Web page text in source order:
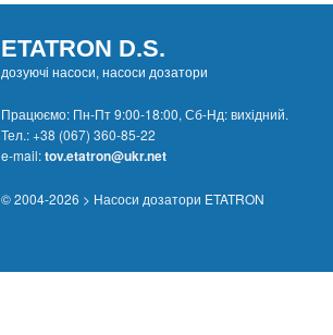
ETATRON D.S.
дозуючі насоси, насоси дозатори
Працюємо: Пн-Пт 9:00-18:00, Сб-Нд: вихідний.
Тел.:+38 (067) 360-85-22
e-mail:tov.etatron@ukr.net
© 2004-2026 > Насоси дозатори ETATRON